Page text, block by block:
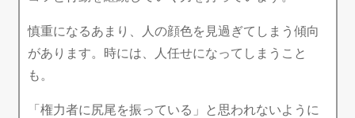
慎重になるあまり、人の顔色を見過ぎてしまう傾向
があります。時には、人任せになってしまうこと
も。
「権力者に尻尾を振っている」と思われないように